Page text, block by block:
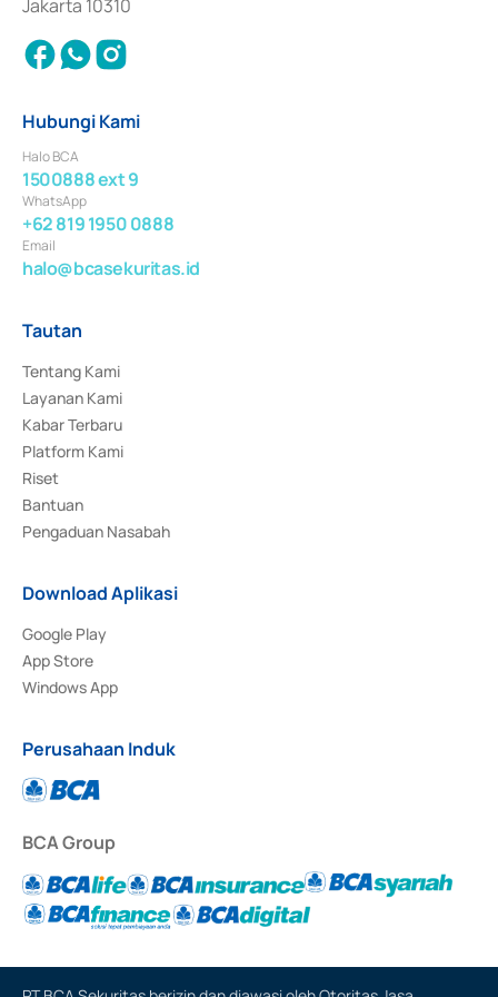
Jakarta 10310
Hubungi Kami
Halo BCA
1500888 ext 9
WhatsApp
+62 819 1950 0888
Email
halo@bcasekuritas.id
Tautan
Tentang Kami
Layanan Kami
Kabar Terbaru
Platform Kami
Riset
Bantuan
Pengaduan Nasabah
Download Aplikasi
Google Play
App Store
Windows App
Perusahaan Induk
BCA Group